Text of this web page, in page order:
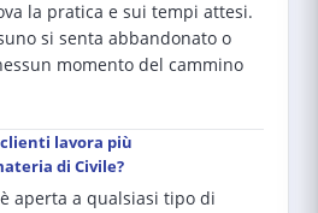
la pratica e sui tempi attesi.
si senta abbandonato o
momento del cammino
lavora più
di Civile?
aperta a qualsiasi tipo di